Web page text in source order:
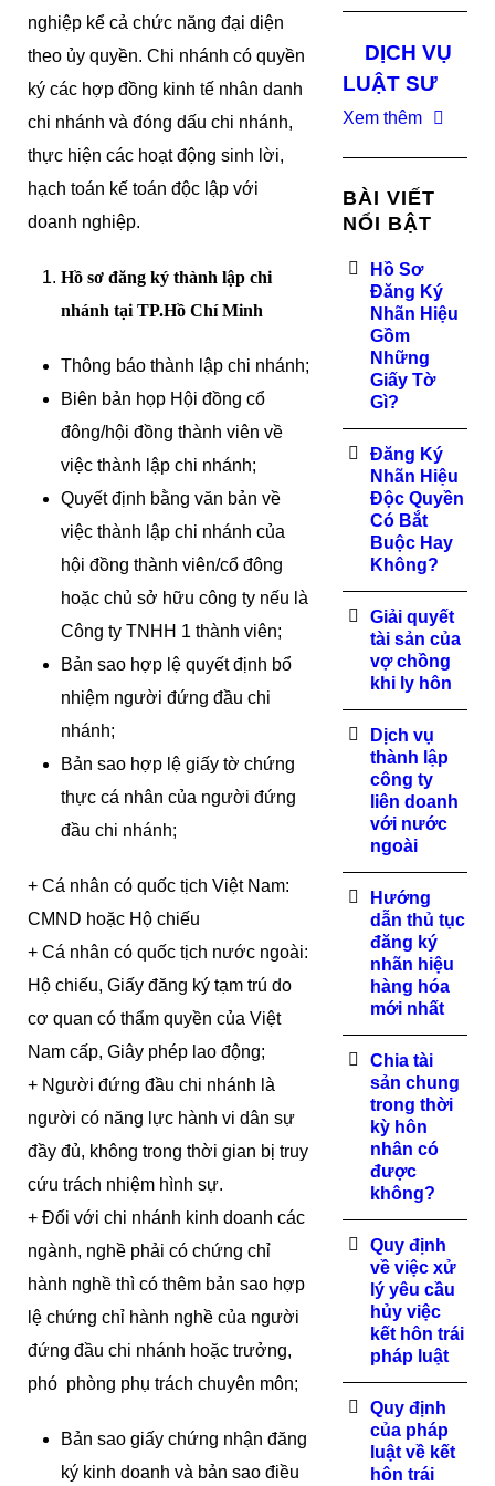
nghiệp kể cả chức năng đại diện
theo ủy quyền. Chi nhánh có quyền
ký các hợp đồng kinh tế nhân danh
chi nhánh và đóng dấu chi nhánh,
thực hiện các hoạt động sinh lời,
hạch toán kế toán độc lập với
doanh nghiệp.
Hồ sơ đăng ký thành lập chi
nhánh tại TP.Hồ Chí Minh
Thông báo thành lập chi nhánh;
Biên bản họp Hội đồng cổ
đông/hội đồng thành viên về
việc thành lập chi nhánh;
Quyết định bằng văn bản về
việc thành lập chi nhánh của
hội đồng thành viên/cổ đông
hoặc chủ sở hữu công ty nếu là
Công ty TNHH 1 thành viên;
Bản sao hợp lệ quyết định bổ
nhiệm người đứng đầu chi
nhánh;
Bản sao hợp lệ giấy tờ chứng
thực cá nhân của người đứng
đầu chi nhánh;
+ Cá nhân có quốc tịch Việt Nam:
CMND hoặc Hộ chiếu
+ Cá nhân có quốc tịch nước ngoài:
Hộ chiếu, Giấy đăng ký tạm trú do
cơ quan có thẩm quyền của Việt
Nam cấp, Giây phép lao động;
+ Người đứng đầu chi nhánh là
người có năng lực hành vi dân sự
đầy đủ, không trong thời gian bị truy
cứu trách nhiệm hình sự.
+ Đối với chi nhánh kinh doanh các
ngành, nghề phải có chứng chỉ
hành nghề thì có thêm bản sao hợp
lệ chứng chỉ hành nghề của người
đứng đầu chi nhánh hoặc trưởng,
phó phòng phụ trách chuyên môn;
Bản sao giấy chứng nhận đăng
ký kinh doanh và bản sao điều
DỊCH VỤ
LUẬT SƯ
Xem thêm
BÀI VIẾT
NỔI BẬT
Hồ Sơ
Đăng Ký
Nhãn Hiệu
Gồm
Những
Giấy Tờ
Gì?
Đăng Ký
Nhãn Hiệu
Độc Quyền
Có Bắt
Buộc Hay
Không?
Giải quyết
tài sản của
vợ chồng
khi ly hôn
Dịch vụ
thành lập
công ty
liên doanh
với nước
ngoài
Hướng
dẫn thủ tục
đăng ký
nhãn hiệu
hàng hóa
mới nhất
Chia tài
sản chung
trong thời
kỳ hôn
nhân có
được
không?
Quy định
về việc xử
lý yêu cầu
hủy việc
kết hôn trái
pháp luật
Quy định
của pháp
luật về kết
hôn trái